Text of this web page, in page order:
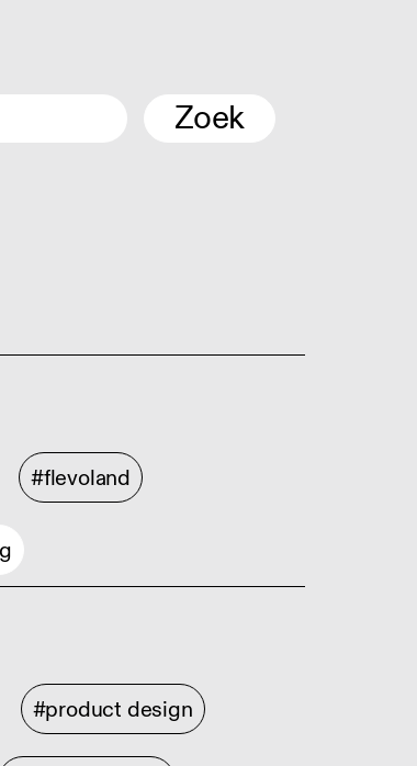
Zoek
#flevoland
#product design